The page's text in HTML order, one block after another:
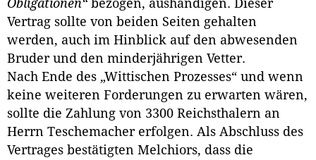
Obligationen“ bezogen, aushändigen. Dieser
Vertrag sollte von beiden Seiten gehalten
werden, auch im Hinblick auf den abwesenden
Bruder und den minderjährigen Vetter.
Nach Ende des „Wittischen Prozesses“ und wenn
keine weiteren Forderungen zu erwarten wären,
sollte die Zahlung von 3300 Reichsthalern an
Herrn Teschemacher erfolgen. Als Abschluss des
Vertrages bestätigten Melchiors, dass die